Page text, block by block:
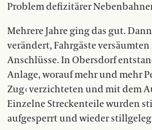
Problem defizitärer
Mehrere Jahre ging das gut.
verändert, Fahrgäste
Anschlüsse. In Obersdorf
Anlage, worauf mehr und mehr
Zug ‹ verzichteten und mit dem
Einzelne Streckenteile wurden
aufgesperrt und wieder